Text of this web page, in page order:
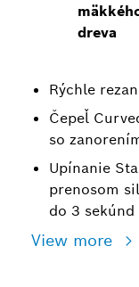
dreva
Rýchle
Čepeľ
so
Upínanie
prenosom
do 3 sekúnd
View more